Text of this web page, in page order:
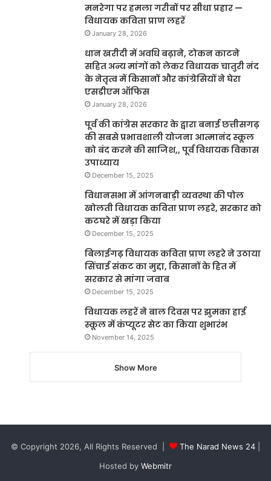
मनरेगा पर हमला गरीबों पर सीधा प्रहार —
विधायक कविता प्राण लहरें
January 28, 2026
धान खरीदी में अवधि बढ़ाने, टोकन काटने
सहित अन्य मांगों को लेकर विधायक चातुरी नंद
के नेतृत्व में किसानों और कांग्रेसियों ने घेरा
एसडीएम ऑफिस
January 28, 2026
पूर्व की कांग्रेस सरकार के द्वारा बनाई छत्तीसगढ़
की सबसे प्रभावशाली योजना आत्मानंद स्कूल
को बंद करने की साजिश,, पूर्व विधायक विकास
उपाध्याय
December 15, 2025
विधानसभा में आंगनबाड़ी व्यवस्था की पोल
खोलती विधायक कविता प्राण लहरे, सरकार को
कटघरे में खड़ा किया
December 15, 2025
बिलाईगढ़ विधायक कविता प्राण लहरे ने उठाया
सिंचाई संकट का मुद्दा, किसानों के हित में
सरकार से मांगा जवाब
December 15, 2025
विधायक लहरें ने बाल दिवस पर झुमका हाई
स्कूल में कंप्यूटर सेट का किया शुभारंभ
November 14, 2025
Show More
© Copyright 2026, All Rights Reserved | The Narad News 24
Hosted by Webmitr